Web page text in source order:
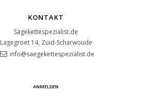
KONTAKT
Sägekettespezialist.de
Lagegroet 14, Zuid-Scharwoude
info@saegekettespezialist.de
ANMELDEN